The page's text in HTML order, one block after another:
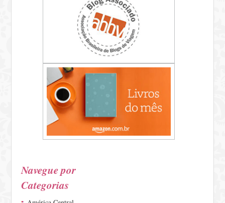
Navegue por
Categorias